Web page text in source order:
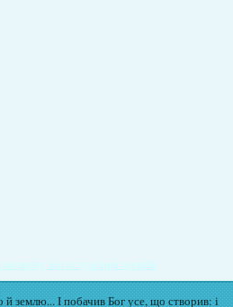
Богослужіння онлайн
землю... І побачив Бог усе, що створив: і